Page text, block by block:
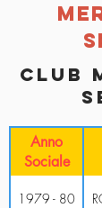
Club
Anno
Sociale
1979 - 80